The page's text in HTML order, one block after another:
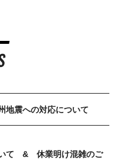
地震への対応について
て & 休業明け混雑のご